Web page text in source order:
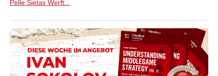
Pelle Sietas Werft...